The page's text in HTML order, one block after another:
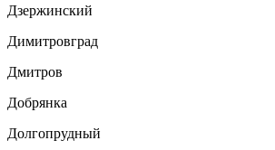
Дзержинский
Димитровград
Дмитров
Добрянка
Долгопрудный